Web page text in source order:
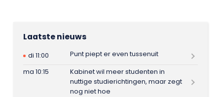
Laatste nieuws
di 11:00
Punt piept er even tussenuit
ma 10:15
Kabinet wil meer studenten in
nuttige studierichtingen, maar zegt
nog niet hoe